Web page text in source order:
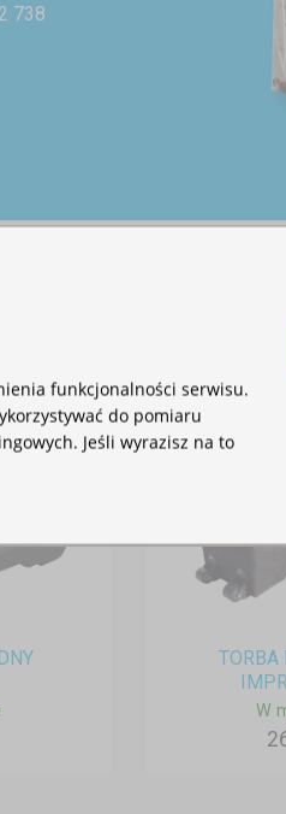
738
TORBA
W
funkcjonalności serwisu.
do pomiaru
Jeśli wyrazisz na to